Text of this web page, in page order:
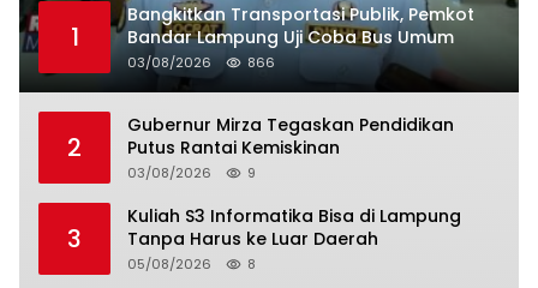
1
Bangkitkan Transportasi Publik, Pemkot
Bandar Lampung Uji Coba Bus Umum
03/08/2026 866
2
Gubernur Mirza Tegaskan Pendidikan
Putus Rantai Kemiskinan
03/08/2026 9
3
Kuliah S3 Informatika Bisa di Lampung
Tanpa Harus ke Luar Daerah
05/08/2026 8